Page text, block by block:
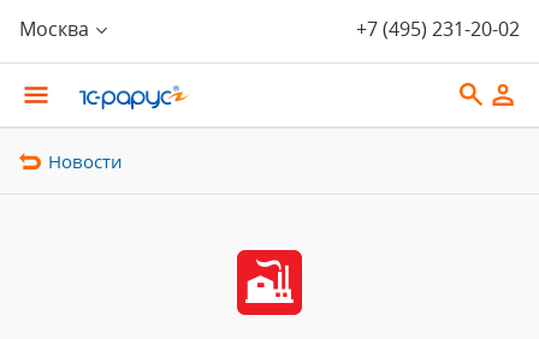
Москва +7 (495) 231-20-02
Новости